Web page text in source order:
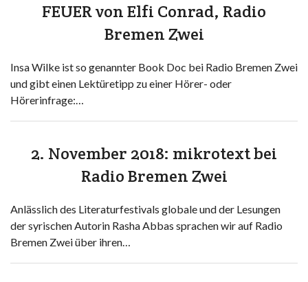
FEUER von Elfi Conrad, Radio
Bremen Zwei
Insa Wilke ist so genannter Book Doc bei Radio Bremen Zwei
und gibt einen Lektüretipp zu einer Hörer- oder
Hörerinfrage:…
2. November 2018: mikrotext bei
Radio Bremen Zwei
Anlässlich des Literaturfestivals globale und der Lesungen
der syrischen Autorin Rasha Abbas sprachen wir auf Radio
Bremen Zwei über ihren…